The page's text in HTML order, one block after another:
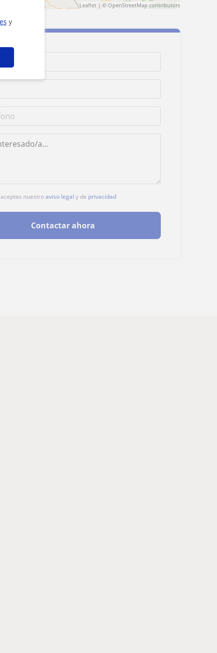
y
Leaflet| © OpenStreetMap contributors
nuestroaviso legal y de privacidad
Contactar ahora